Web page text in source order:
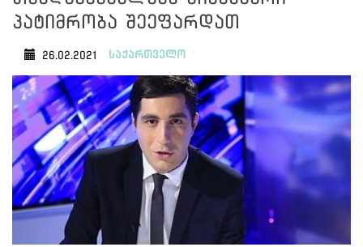
პატიმრობა შეეფარდათ
26.02.2021 საქართველო